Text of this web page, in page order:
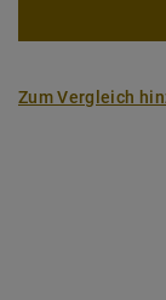
Zum Vergleich